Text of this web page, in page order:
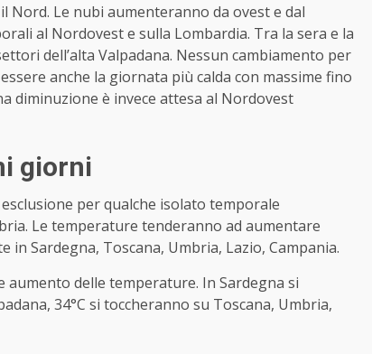
Nord. Le nubi aumenteranno da ovest e dal
al Nordovest e sulla Lombardia. Tra la sera e la
dell’alta Valpadana. Nessun cambiamento per
anche la giornata più calda con massime fino
diminuzione è invece attesa al Nordovest
giorni
per qualche isolato temporale
Le temperature tenderanno ad aumentare
Sardegna, Toscana, Umbria, Lazio, Campania.
delle temperature. In Sardegna si
34°C si toccheranno su Toscana, Umbria,